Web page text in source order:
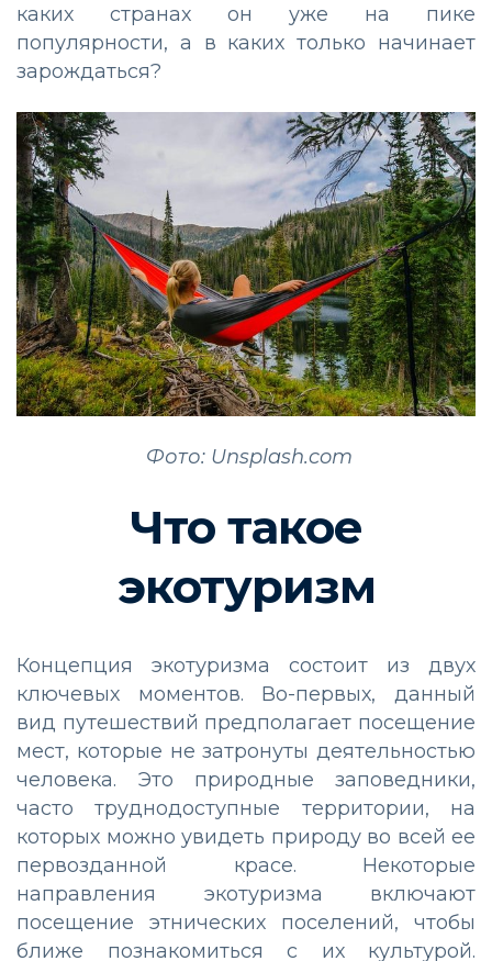
каких странах он уже на пике
популярности, а в каких только начинает
зарождаться?
Фото: Unsplash.com
Что такое
экотуризм
Концепция экотуризма состоит из двух
ключевых моментов. Во-первых, данный
вид путешествий предполагает посещение
мест, которые не затронуты деятельностью
человека. Это природные заповедники,
часто труднодоступные территории, на
которых можно увидеть природу во всей ее
первозданной красе. Некоторые
направления экотуризма включают
посещение этнических поселений, чтобы
ближе познакомиться с их культурой.